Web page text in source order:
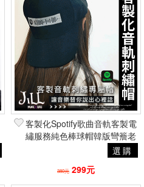
客製化Spotify歌曲音軌客製電
繡服務純色棒球帽韓版彎簷老
帽 日韓街頭簡約潮流
選購
380元 299元